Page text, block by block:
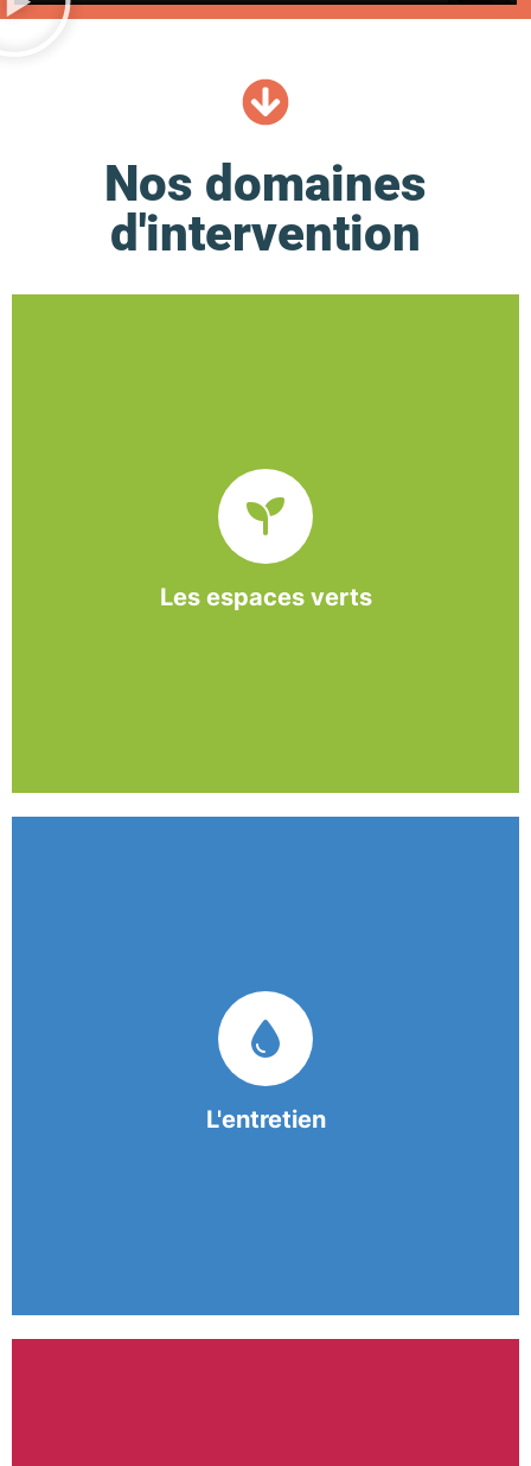
Nos domaines
d'intervention
Les espaces verts
paysager, l’association BASE propose et réalise
des interventions à la demande des entreprises et
collectivités locales.
L'entretien
garantissent une prestation de nettoyage de
qualité.